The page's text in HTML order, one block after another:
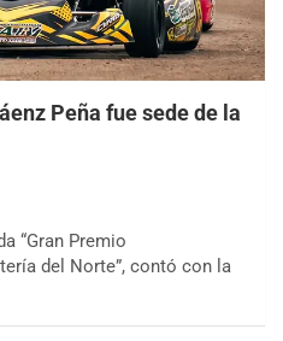
Peña fue sede de la
“Gran Premio
del Norte”, contó con la